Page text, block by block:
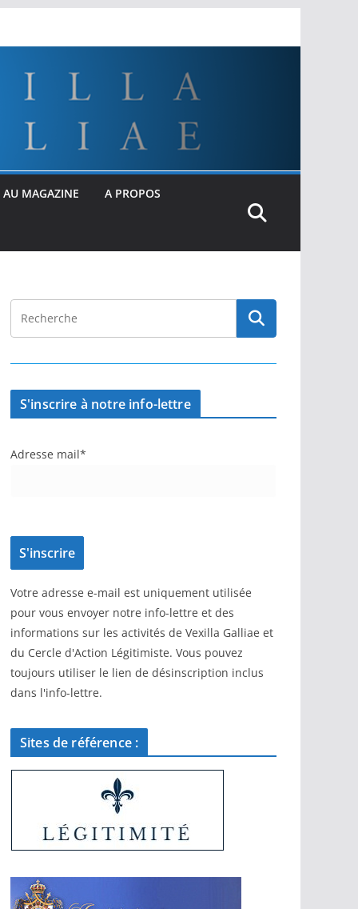
AU MAGAZINE A PROPOS
S'inscrire à notre info-lettre
Adresse mail*
Votre adresse e-mail est uniquement utilisée
pour vous envoyer notre info-lettre et des
informations sur les activités de Vexilla Galliae et
du Cercle d'Action Légitimiste. Vous pouvez
toujours utiliser le lien de désinscription inclus
dans l'info-lettre.
Sites de référence :